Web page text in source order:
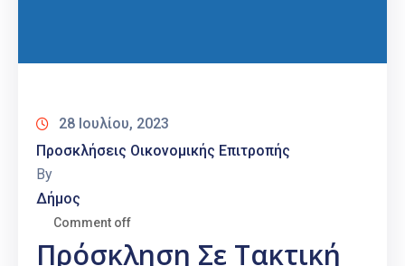
28 Ιουλίου, 2023
Προσκλήσεις Οικονομικής Επιτροπής
By
Δήμος
Comment off
Πρόσκληση Σε Τακτική